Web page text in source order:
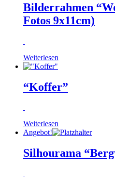
Bilderrahmen
Fotos 9x11cm)
Weiterlesen
“Koffer”
Weiterlesen
Angebot!
Silhourama